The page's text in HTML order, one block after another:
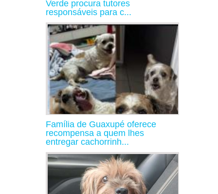
Verde procura tutores
responsáveis para c...
Família de Guaxupé oferece
recompensa a quem lhes
entregar cachorrinh...